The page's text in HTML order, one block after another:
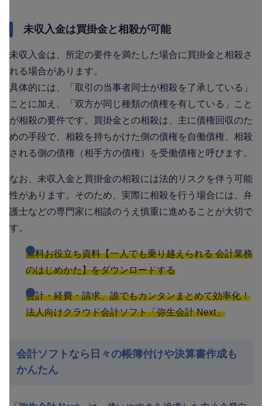
未収入金は買掛金と相殺が可能
未収入金は、所定の要件を満たした場合に買掛金と相殺さ
れる場合があります。
具体的には、「取引の当事者同士が相殺を了承している」
ことに加え、「双方が同じ種類の債権を有している」こと
が相殺の要件です。買掛金との相殺は、主に債権回収のた
めの手段で、相殺を持ちかけた側の債権を自働債権、相殺
される側の債権（相手方の債権）を受働債権と呼びます。
なお、未収入金と買掛金の相殺には法的リスクを伴う可能
性があります。そのため、実際に相殺を行う場合には、弁
護士などの専門家に相談のうえ慎重に進めることが大切で
す。
無料お役立ち資料【一人でも乗り越えられる 会計業務
のはじめかた】をダウンロードする
会計・経費・請求、誰でもカンタンまとめて効率化！
法人向けクラウド会計ソフト「弥生会計 Next」
会計ソフトなら日々の帳簿付けや決算書作成も
かんたん